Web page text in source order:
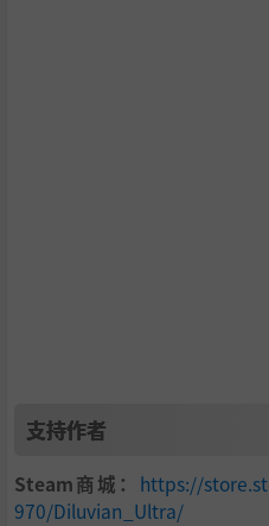
支持作者
Steam商城： https://
970/Diluvian_Ultra/